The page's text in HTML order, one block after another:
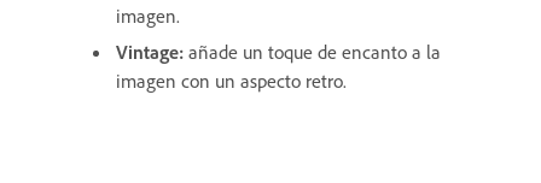
imagen.
Vintage: añade un toque de encanto a la
imagen con un aspecto retro.